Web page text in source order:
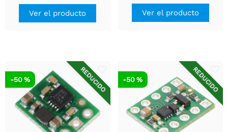
Ver el producto Ver el producto
REDUCIDO
-50 % REDUCIDO
-50 %